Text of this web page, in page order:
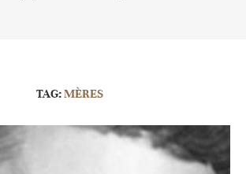
TAG:MÈRES